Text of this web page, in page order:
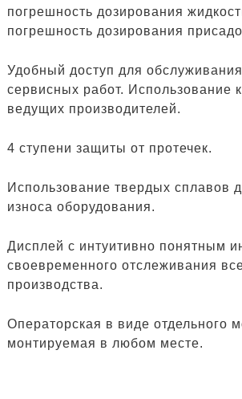
погрешность дозирования
погрешность дозирования
Удобный доступ для
сервисных работ. Использование
ведущих производителей.
4 ступени защиты от протечек.
Использование твердых сплавов
износа оборудования.
Дисплей с интуитивно понятным
своевременного отслеживания
производства.
Операторская в виде отдельного
монтируемая в любом месте.